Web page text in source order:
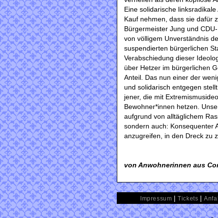
Eine solidarische
Kauf nehmen, dass sie dafür
Bürgermeister Jung und
von völligem Unverständnis
suspendierten bürgerlichen
Verabschiedung dieser
über Hetzer im bürgerlichen
Anteil. Das nun einer der
und solidarisch entgegen
jener, die mit
Bewohner*innen hetzen.
aufgrund von alltäglichem
sondern auch: Konsequenter
anzugreifen, in den Dreck zu
von Anwohnerinnen aus
Impressum |Tickets |